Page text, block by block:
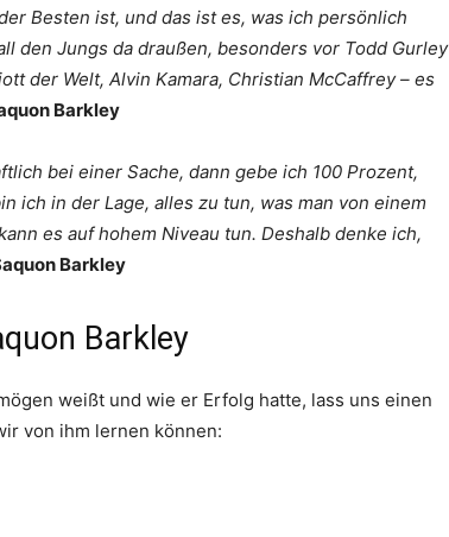
Besten ist, und das ist es, was ich persönlich
den Jungs da draußen, besonders vor Todd Gurley
der Welt, Alvin Kamara, Christian McCaffrey – es
Barkley
bei einer Sache, dann gebe ich 100 Prozent,
ich in der Lage, alles zu tun, was man von einem
es auf hohem Niveau tun. Deshalb denke ich,
Barkley
Barkley
weißt und wie er Erfolg hatte, lass uns einen
von ihm lernen können: